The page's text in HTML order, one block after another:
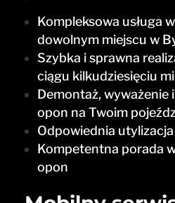
Kompleksowa usługa
dowolnym miejscu w
Szybka i sprawna
ciągu kilkudziesięciu
Demontaż, wyważenie
opon na Twoim
Odpowiednia
Kompetentna porada
opon